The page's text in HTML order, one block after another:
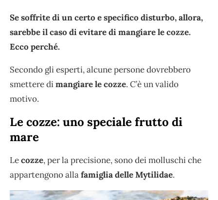
Se soffrite di un certo e specifico disturbo, allora,
sarebbe il caso di evitare di mangiare le cozze.
Ecco perché.
Secondo gli esperti, alcune persone dovrebbero
smettere dimangiare le cozze. C’è un valido
motivo.
Le cozze: uno speciale frutto di
mare
Lecozze, per la precisione, sono dei molluschi che
appartengono allafamiglia delle Mytilidae.